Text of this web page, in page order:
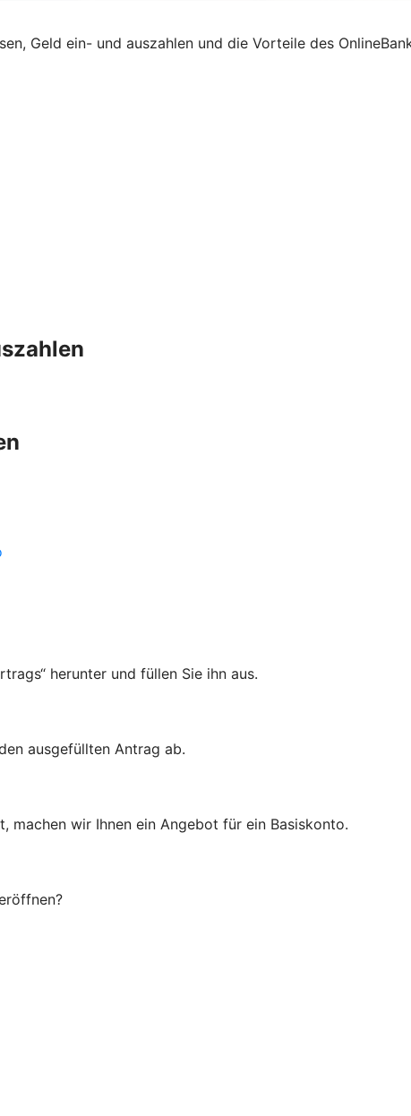
Geld ein- und auszahlen und die Vorteile des
herunter und füllen Sie ihn aus.
ausgefüllten Antrag ab.
machen wir Ihnen ein Angebot für ein Basiskonto.